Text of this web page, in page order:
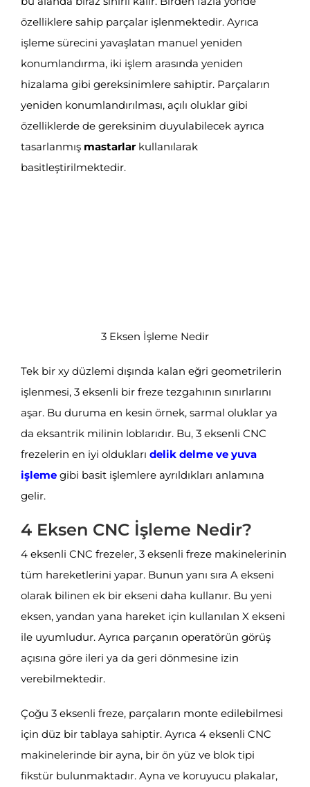
özelliklere sahip parçalar işlenmektedir. Ayrıca
işleme sürecini yavaşlatan manuel yeniden
konumlandırma, iki işlem arasında yeniden
hizalama gibi gereksinimlere sahiptir. Parçaların
yeniden konumlandırılması, açılı oluklar gibi
özelliklerde de gereksinim duyulabilecek ayrıca
tasarlanmış mastarlarkullanılarak
basitleştirilmektedir.
3 Eksen İşleme Nedir
Tek bir xy düzlemi dışında kalan eğri geometrilerin
işlenmesi, 3 eksenli bir freze tezgahının sınırlarını
aşar. Bu duruma en kesin örnek, sarmal oluklar ya
da eksantrik milinin loblarıdır. Bu, 3 eksenli CNC
frezelerin en iyi oldukları delik delme ve yuva
işleme gibi basit işlemlere ayrıldıkları anlamına
gelir.
4 Eksen CNC İşleme Nedir?
4 eksenli CNC frezeler, 3 eksenli freze makinelerinin
tüm hareketlerini yapar. Bunun yanı sıra A ekseni
olarak bilinen ek bir ekseni daha kullanır. Bu yeni
eksen, yandan yana hareket için kullanılan X ekseni
ile uyumludur. Ayrıca parçanın operatörün görüş
açısına göre ileri ya da geri dönmesine izin
verebilmektedir.
Çoğu 3 eksenli freze, parçaların monte edilebilmesi
için düz bir tablaya sahiptir. Ayrıca 4 eksenli CNC
makinelerinde bir ayna, bir ön yüz ve blok tipi
fikstür bulunmaktadır. Ayna ve koruyucu plakalar,